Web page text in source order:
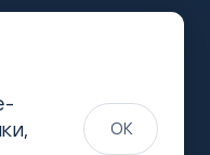
444-16-51
OK